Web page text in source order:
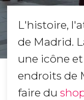
L'histoire,
de Madrid.
une icône
endroits de
faire du